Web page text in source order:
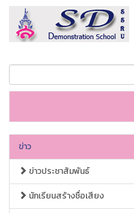
ข่าว
ข่าวประชาสัมพันธ์
นักเรียนสร้างชื่อเสียง